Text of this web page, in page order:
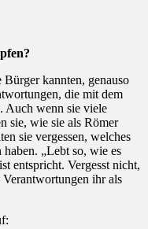
kannten, genauso
die mit dem
Auch wenn sie viele
sie, wie sie als Römer
sie vergessen, welches
„Lebt so, wie es
entspricht. Vergesst nicht,
ihr als